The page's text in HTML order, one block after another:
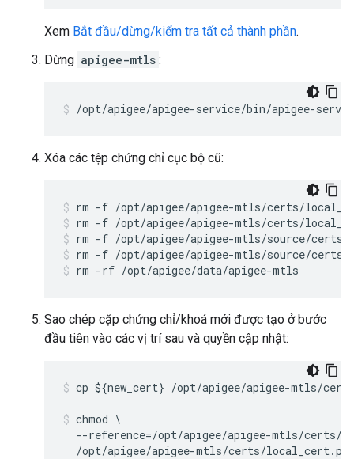
Xem Bắt đầu/dừng/kiểm tra tất cả thành phần.
Dừng apigee-mtls :
/opt/apigee/apigee-service/bin/apigee-
Xóa các tệp chứng chỉ cục bộ cũ:
rm -f /opt/apigee/apigee-mtls/certs/
rm -f /opt/apigee/apigee-mtls/source/certs/
rm -f /opt/apigee/apigee-mtls/source/certs/
rm -rf /opt/apigee/data/apigee-mtls
Sao chép cặp chứng chỉ/khoá mới được tạo ở bước
đầu tiên vào các vị trí sau và quyền cập nhật:
cp ${new_cert} /opt/apigee/apigee-mtls/
chmod \
--reference=/opt/apigee/apigee-mtls/certs/
/opt/apigee/apigee-mtls/certs/